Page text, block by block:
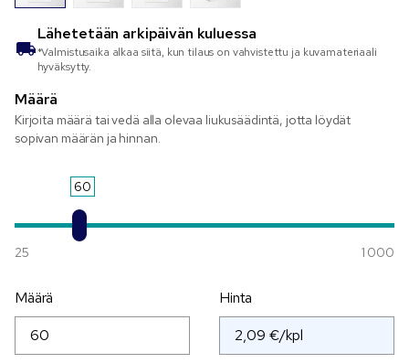
Lähetetään arkipäivän kuluessa
*Valmistusaika alkaa siitä, kun tilaus on vahvistettu ja kuvamateriaali
hyväksytty.
Määrä
Kirjoita määrä tai vedä alla olevaa liukusäädintä, jotta löydät
sopivan määrän ja hinnan.
60
25 1 000
Määrä Hinta